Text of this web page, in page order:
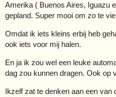
Amerika ( Buenos Aires, Iguazu
gepland. Super mooi om zo te
Omdat ik iets kleins erbij heb
ook iets voor mij halen.
En ja ik zou wel een leuke
dag zou kunnen dragen. Ook op
Ikzelf zat te denken aan een van